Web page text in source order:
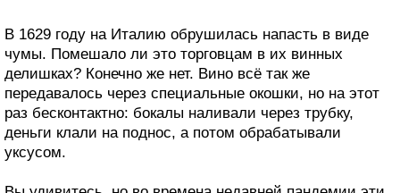
В 1629 году на Италию обрушилась напасть в виде
чумы. Помешало ли это торговцам в их винных
делишках? Конечно же нет. Вино всё так же
передавалось через специальные окошки, но на этот
раз бесконтактно: бокалы наливали через трубку,
деньги клали на поднос, а потом обрабатывали
уксусом.